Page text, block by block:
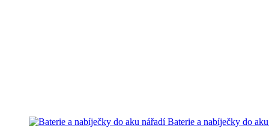
Baterie a nabíječky do